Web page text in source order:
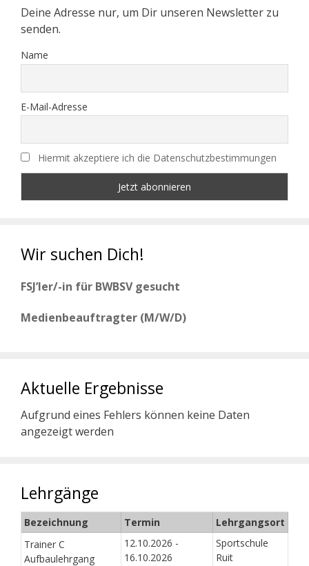
Deine Adresse nur, um Dir unseren Newsletter zu
senden.
Name
E-Mail-Adresse
Hiermit akzeptiere ich die Datenschutzbestimmungen
Wir suchen Dich!
FSJ’ler/-in für BWBSV gesucht
Medienbeauftragter (M/W/D)
Aktuelle Ergebnisse
Aufgrund eines Fehlers können keine Daten
angezeigt werden
Lehrgänge
Bezeichnung Termin
Lehrgangsort
Trainer C
Aufbaulehrgang
12.10.2026 -
16.10.2026
Sportschule
Ruit